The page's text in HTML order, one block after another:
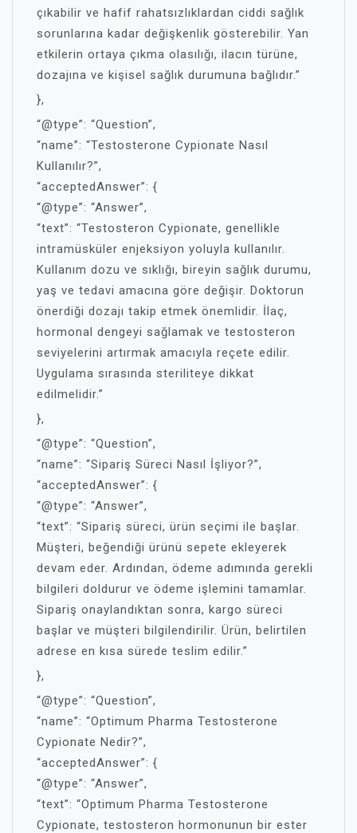
çıkabilir ve hafif rahatsızlıklardan ciddi sağlık
sorunlarına kadar değişkenlik gösterebilir. Yan
etkilerin ortaya çıkma olasılığı, ilacın türüne,
dozajına ve kişisel sağlık durumuna bağlıdır.”
},
“@type”: “Question”,
“name”: “Testosterone Cypionate Nasıl
Kullanılır?”,
“acceptedAnswer”: {
“@type”: “Answer”,
“text”: “Testosteron Cypionate, genellikle
intramüsküler enjeksiyon yoluyla kullanılır.
Kullanım dozu ve sıklığı, bireyin sağlık durumu,
yaş ve tedavi amacına göre değişir. Doktorun
önerdiği dozajı takip etmek önemlidir. İlaç,
hormonal dengeyi sağlamak ve testosteron
seviyelerini artırmak amacıyla reçete edilir.
Uygulama sırasında steriliteye dikkat
edilmelidir.”
},
“@type”: “Question”,
“name”: “Sipariş Süreci Nasıl İşliyor?”,
“acceptedAnswer”: {
“@type”: “Answer”,
“text”: “Sipariş süreci, ürün seçimi ile başlar.
Müşteri, beğendiği ürünü sepete ekleyerek
devam eder. Ardından, ödeme adımında gerekli
bilgileri doldurur ve ödeme işlemini tamamlar.
Sipariş onaylandıktan sonra, kargo süreci
başlar ve müşteri bilgilendirilir. Ürün, belirtilen
adrese en kısa sürede teslim edilir.”
},
“@type”: “Question”,
“name”: “Optimum Pharma Testosterone
Cypionate Nedir?”,
“acceptedAnswer”: {
“@type”: “Answer”,
“text”: “Optimum Pharma Testosterone
Cypionate, testosteron hormonunun bir ester